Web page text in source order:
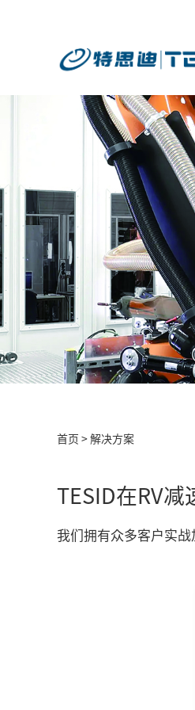
首页 > 解决方案
TESID在RV
我们拥有众多客户实战